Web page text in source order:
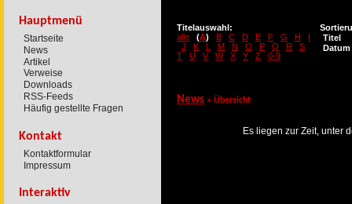
Hauptmenü
Startseite
News
Artikel
Verweise
Downloads
RSS-Feeds
Häufig gestellte Fragen
Kontakt
Kontaktformular
Impressum
Interaktiv
Titelauswahl:
alle
(A) B C D E F G H
I
J
K L M N O P Q R
S
T
U V W X Y Z 0-9
Titel
Datum
News » Übersicht
Es liegen zur Zeit, unter